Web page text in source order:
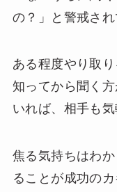
の？」と警戒され
ある程度やり取
知ってから聞く
いれば、相手も
焦る気持ちはわ
ることが成功の